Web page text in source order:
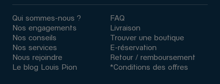
Qui sommes-nous ?
Nos engagements
Nos conseils
Nos services
Nous rejoindre
Le blog Louis Pion
FAQ
Livraison
Trouver une boutique
E-réservation
Retour / remboursement
*Conditions des offres